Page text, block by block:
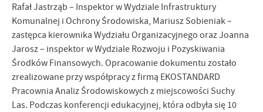
Rafał Jastrząb – Inspektor w Wydziale Infrastruktury
Komunalnej i Ochrony Środowiska, Mariusz Sobieniak –
zastępca kierownika Wydziału Organizacyjnego oraz Joanna
Jarosz – inspektor w Wydziale Rozwoju i Pozyskiwania
Środków Finansowych. Opracowanie dokumentu zostało
zrealizowane przy współpracy z firmą EKOSTANDARD
Pracownia Analiz Środowiskowych z miejscowości Suchy
Las. Podczas konferencji edukacyjnej, która odbyła się 10